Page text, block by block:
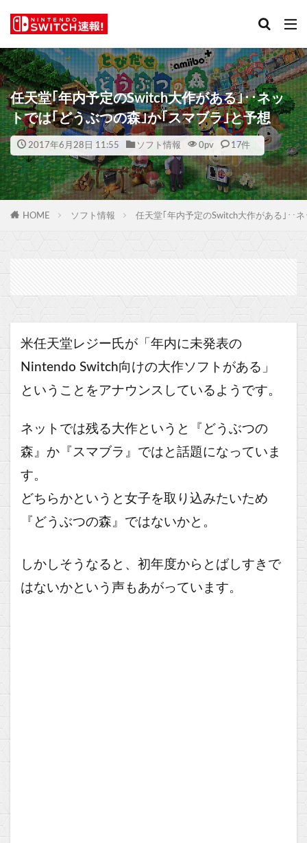
任天堂｢年内予定のSwitch大作がある｣‥ネッ
トでは｢どうぶつの森｣か｢スマブラ｣と予想
2017年6月28日 11:55 ソフト情報 0pv 17件
HOME ソフト情報 任天堂｢年内予定のSwitch大作がある｣‥
米任天堂レジー氏が「年内に未発表の
Nintendo Switch向けの大作ソフトがある」
ということをアナウンスしているようです。
ネットでは残る大作というと『どうぶつの
森』か『スマブラ』ではと話題になっていま
す。
どちらかというと女子を取り込みたいため
『どうぶつの森』ではないかと。
しかしそうなると、初年度からとばしすきで
はないかという声もあがっています。